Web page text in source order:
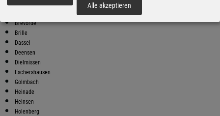
Brevörde
Brille
Dassel
Deensen
Dielmissen
Eschershausen
Golmbach
Heinade
Heinsen
Holenberg
Alle akzeptieren